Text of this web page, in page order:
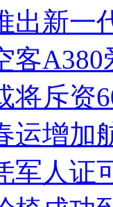
出新一
客
将斥资
运增加
军人证